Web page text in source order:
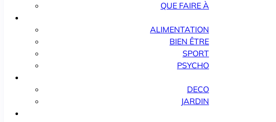
QUE FAIRE À
ALIMENTATION
BIEN ÊTRE
SPORT
PSYCHO
DECO
JARDIN